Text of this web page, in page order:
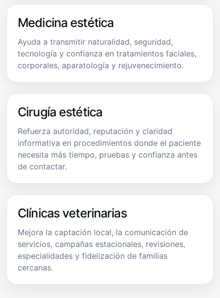
Medicina estética
Ayuda a transmitir naturalidad, seguridad,
tecnología y confianza en tratamientos faciales,
corporales, aparatología y rejuvenecimiento.
Cirugía estética
Refuerza autoridad, reputación y claridad
informativa en procedimientos donde el paciente
necesita más tiempo, pruebas y confianza antes
de contactar.
Clínicas veterinarias
Mejora la captación local, la comunicación de
servicios, campañas estacionales, revisiones,
especialidades y fidelización de familias
cercanas.